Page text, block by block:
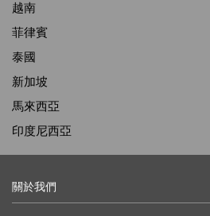
越南
菲律賓
泰國
新加坡
馬來西亞
印度尼西亞
關於我們